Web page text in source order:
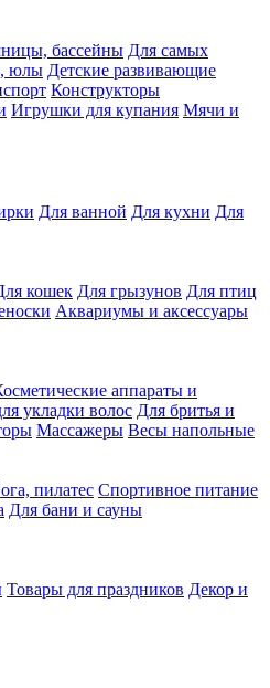
бассейны Для самых
юлы Детские развивающие
Конструкторы
Игрушки для купания Мячи и
Для ванной Для кухни Для
кошек Для грызунов Для птиц
Аквариумы и аксессуары
аппараты и
укладки волос Для бритья и
Массажеры Весы напольные
пилатес Спортивное питание
Для бани и сауны
Товары для праздников Декор и